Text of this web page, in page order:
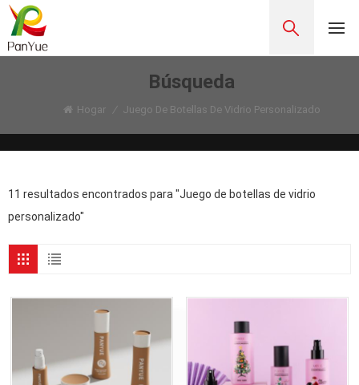
Búsqueda
Hogar / Juego De Botellas De Vidrio Personalizado
11 resultados encontrados para "Juego de botellas de vidrio
personalizado"